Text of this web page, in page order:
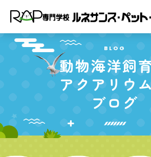
BLOG
動物海洋飼
アクアリウ
ブログ